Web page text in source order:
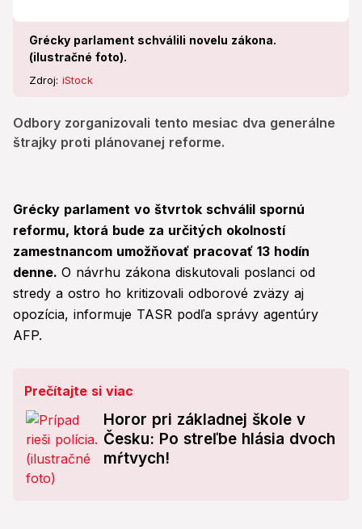
Grécky parlament schválili novelu zákona.
(ilustračné foto).
Zdroj: iStock
Odbory zorganizovali tento mesiac dva generálne
štrajky proti plánovanej reforme.
Grécky parlament vo štvrtok schválil spornú
reformu, ktorá bude za určitých okolností
zamestnancom umožňovať pracovať 13 hodín
denne. O návrhu zákona diskutovali poslanci od
stredy a ostro ho kritizovali odborové zväzy aj
opozícia, informuje TASR podľa správy agentúry
AFP.
Prečítajte si viac
Horor pri základnej škole v
Česku: Po streľbe hlásia dvoch
mŕtvych!